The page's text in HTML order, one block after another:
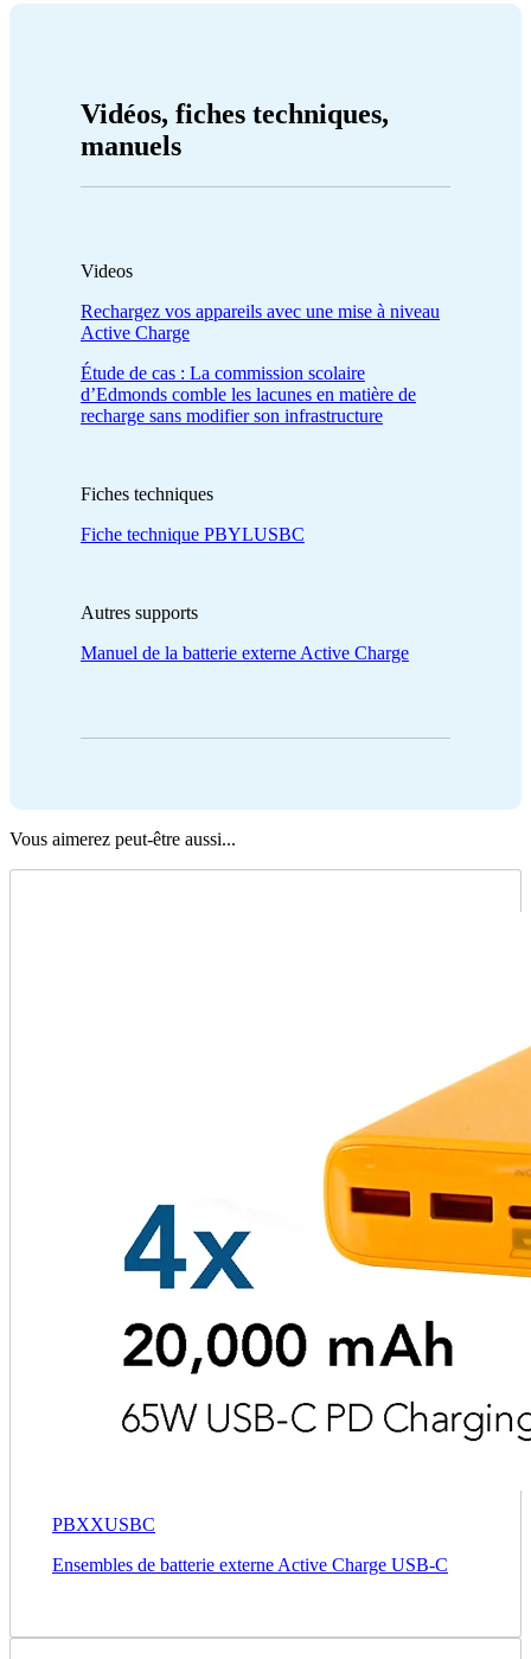
Vidéos, fiches techniques,
manuels
Videos
Rechargez vos appareils avec une mise à niveau
Active Charge
Étude de cas : La commission scolaire
d’Edmonds comble les lacunes en matière de
recharge sans modifier son infrastructure
Fiches techniques
Fiche technique PBYLUSBC
Autres supports
Manuel de la batterie externe Active Charge
Vous aimerez peut-être aussi...
PBXXUSBC
Ensembles de batterie externe Active Charge USB-C